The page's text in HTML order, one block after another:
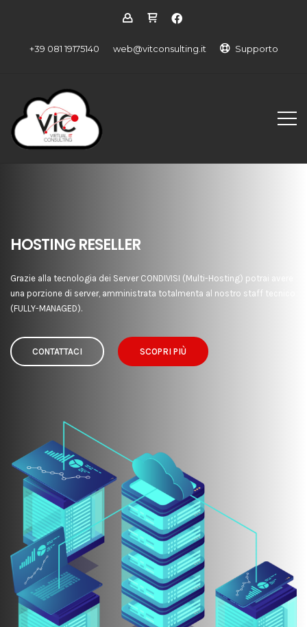
+39 081 19175140 web@vitconsulting.it Supporto
HOSTING RESELLER
Grazie alla tecnologia dei Server CONDIVISI (Multi-Hosting) potrai avere
una porzione di server, amministrata totalmenta al nostro staff tecnico
(FULLY-MANAGED).
CONTATTACI SCOPRI PIÙ